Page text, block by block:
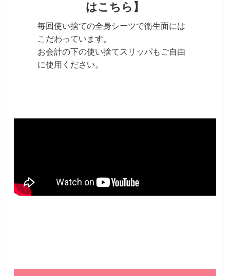
はこちら】
毎回使い捨ての全身シーツで衛生面には
こだわっています。
お会計の下の使い捨てスリッパもご自由
に使用ください。